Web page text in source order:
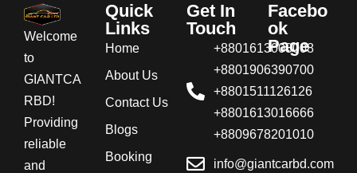
Welcome
to
GIANTCA
RBD!
Providing
reliable
and
Quick
Links
Home
About Us
Contact Us
Blogs
Booking
Get In
Touch
+8801613008008
+8801906390700
+8801511126126
+8801613016666
+8809678201010
info@giantcarbd.com
Facebo
ok
Page